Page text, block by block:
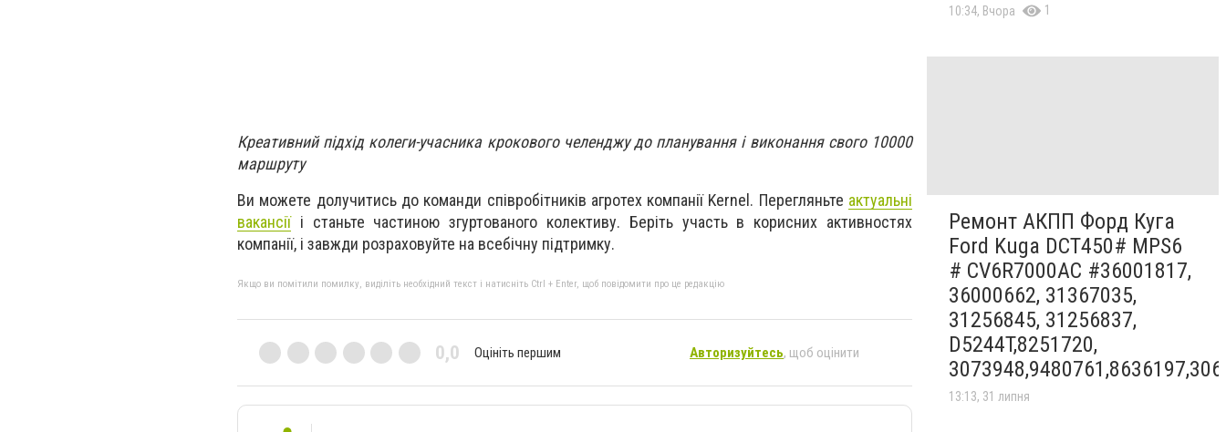
Креативний підхід колеги-учасника крокового челенджу до планування і виконання свого 10000
маршруту
Ви можете долучитись до команди співробітників агротех компанії Kernel. Перегляньте актуальні
вакансіїі станьте частиною згуртованого колективу. Беріть участь в корисних активностях
компанії, і завжди розраховуйте на всебічну підтримку.
Якщо ви помітили помилку, виділіть необхідний текст і натисніть Ctrl + Enter, щоб повідомити про це редакцію
0,0 Оцініть першим Авторизуйтесь, щоб оцінити
10:34, Вчора 1
Ремонт АКПП Форд Куга
Ford Kuga DCT450# MPS6
# CV6R7000AC #36001817,
36000662, 31367035,
31256845, 31256837,
D5244T,8251720,
13:13, 31 липня